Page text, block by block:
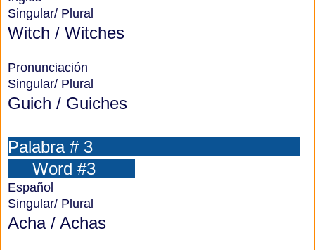
Singular/ Plural
Witch / Witches
Pronunciación
Singular/ Plural
Guich / Guiches
Palabra # 3
Word #3
Español
Singular/ Plural
Acha / Achas